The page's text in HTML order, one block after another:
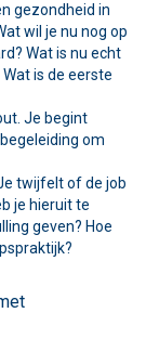
gezondheid in
wil je nu nog op
Wat is nu echt
is de eerste
Je begint
om
twijfelt of de job
je hieruit te
geven? Hoe